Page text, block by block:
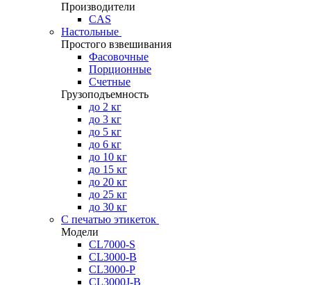
Производители
CAS
Настольные
Простого взвешивания
Фасовочные
Порционные
Счетные
Грузоподъемность
до 2 кг
до 3 кг
до 5 кг
до 6 кг
до 10 кг
до 15 кг
до 20 кг
до 25 кг
до 30 кг
С печатью этикеток
Модели
CL7000-S
CL3000-B
CL3000-P
CL3000J-B